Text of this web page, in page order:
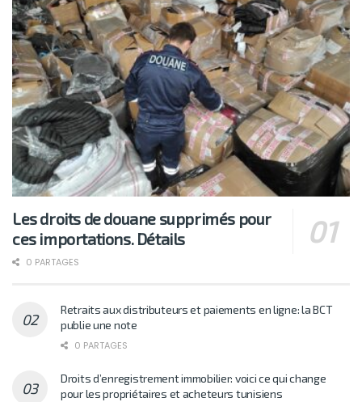
Les droits de douane supprimés pour
ces importations. Détails
0 PARTAGES
Retraits aux distributeurs et paiements en ligne: la BCT
publie une note
0 PARTAGES
Droits d’enregistrement immobilier: voici ce qui change
pour les propriétaires et acheteurs tunisiens